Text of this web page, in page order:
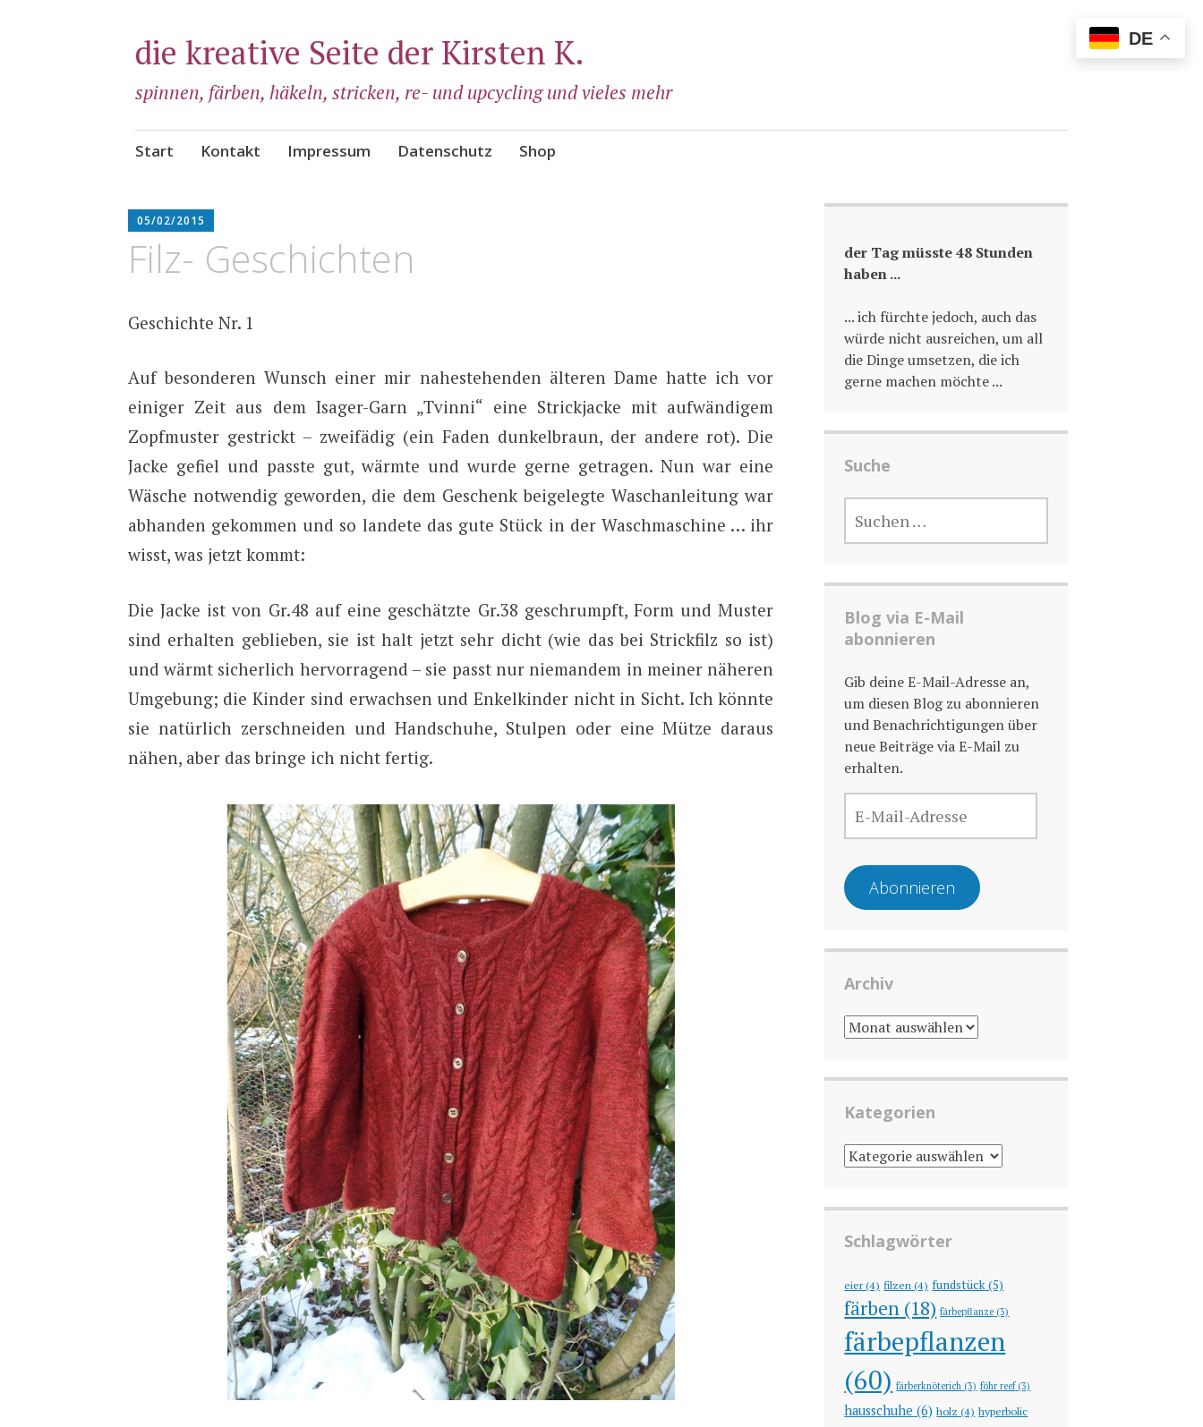
die kreative Seite der Kirsten K.
spinnen, färben, häkeln, stricken, re- und upcycling und vieles mehr
Zum
Start Kontakt Impressum Datenschutz Shop
05/02/2015
Filz- Geschichten
Geschichte Nr. 1
Auf besonderen Wunsch einer mir nahestehenden älteren Dame hatte ich vor
einiger Zeit aus dem Isager-Garn „Tvinni“ eine Strickjacke mit aufwändigem
Zopfmuster gestrickt – zweifädig (ein Faden dunkelbraun, der andere rot). Die
Jacke gefiel und passte gut, wärmte und wurde gerne getragen. Nun war eine
Wäsche notwendig geworden, die dem Geschenk beigelegte Waschanleitung war
abhanden gekommen und so landete das gute Stück in der Waschmaschine … ihr
wisst, was jetzt kommt:
Die Jacke ist von Gr.48 auf eine geschätzte Gr.38 geschrumpft, Form und Muster
sind erhalten geblieben, sie ist halt jetzt sehr dicht (wie das bei Strickfilz so ist)
und wärmt sicherlich hervorragend – sie passt nur niemandem in meiner näheren
Umgebung; die Kinder sind erwachsen und Enkelkinder nicht in Sicht. Ich könnte
sie natürlich zerschneiden und Handschuhe, Stulpen oder eine Mütze daraus
nähen, aber das bringe ich nicht fertig.
der Tag müsste 48 Stunden
haben ...
... ich fürchte jedoch, auch das
würde nicht ausreichen, um all
die Dinge umsetzen, die ich
gerne machen möchte ...
Suche
NACH:
Blog via E-Mail
abonnieren
Gib deine E-Mail-Adresse an,
um diesen Blog zu abonnieren
und Benachrichtigungen über
neue Beiträge via E-Mail zu
erhalten.
MAIL-
ADRESSE
Abonnieren
Archiv
ARCHIV
Kategorien
KATEGORIEN
Schlagwörter
eier(4) filzen(4) fundstück(5)
färben (18) färbepflanze (3)
färbepflanzen
(60) färberknöterich (3) föhr reef(3)
hausschuhe (6) holz (4) hyperbolic
DE